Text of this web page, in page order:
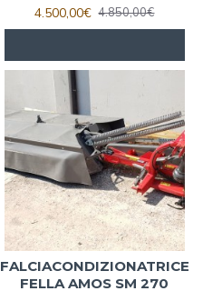
4.500,00€ 4.850,00€
FALCIACONDIZIONATRICE
FELLA AMOS SM 270